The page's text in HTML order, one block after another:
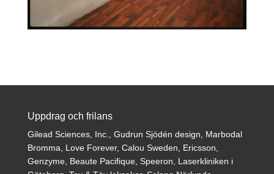
Uppdrag och frilans
Gilead Sciences, Inc., Gudrun Sjödén design, Marbodal
Bromma, Love Forever, Calou Sweden, Ericsson,
Genzyme, Beaute Pacifique, Speeron, Laserkliniken i